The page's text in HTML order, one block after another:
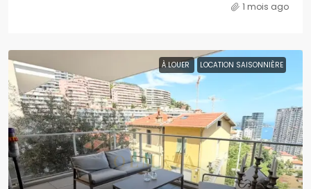
1 mois ago
À LOUER LOCATION SAISONNIÈRE